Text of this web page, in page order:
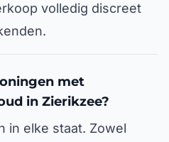
volledig discreet
met
in Zierikzee?
in elke staat. Zowel